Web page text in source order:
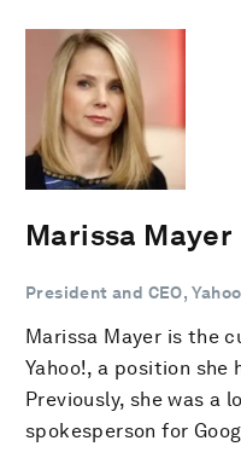
Marissa Mayer
President and CEO,
Marissa Mayer is the
Yahoo!, a position she
Previously, she was a
spokesperson for